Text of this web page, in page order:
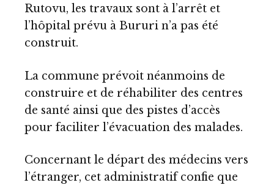
Rutovu, les travaux sont à l’arrêt et
l’hôpital prévu à Bururi n’a pas été
construit.
La commune prévoit néanmoins de
construire et de réhabiliter des centres
de santé ainsi que des pistes d’accès
pour faciliter l’évacuation des malades.
Concernant le départ des médecins vers
l’étranger, cet administratif confie que